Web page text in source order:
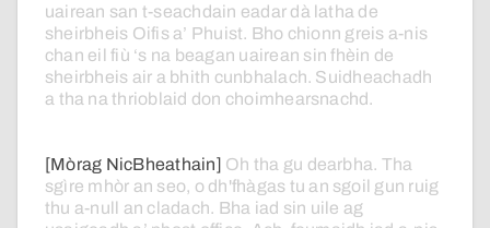
uairean san t-seachdain eadar dà latha de
sheirbheis Oifis a’ Phuist. Bho chionn greis a-nis
chan eil fiù ‘s na beagan uairean sin fhèin de
sheirbheis air a bhith cunbhalach. Suidheachadh
a tha na thrioblaid don choimhearsnachd.
[Mòrag NicBheathain] Oh tha gu dearbha. Tha
sgìre mhòr an seo, o dh'fhàgas tu an sgoil gun ruig
thu a-null an cladach. Bha iad sin uile ag